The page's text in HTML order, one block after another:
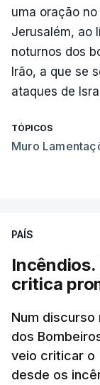
uma oração
Jerusalém, ao
noturnos dos
Irão, a que se
ataques de
TÓPICOS
Muro
PAÍS
Incêndios.
critica
Num discurso
dos
veio criticar o
desde os